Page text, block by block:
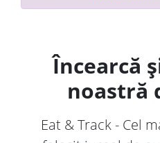
Încearcă
noastră
Eat & Track - Cel